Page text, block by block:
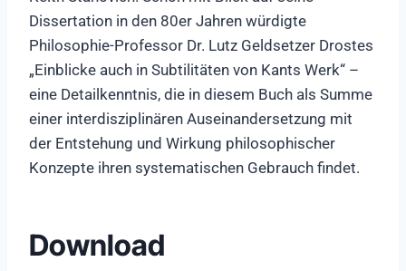
Dissertation in den 80er Jahren würdigte
Philosophie-Professor Dr. Lutz Geldsetzer Drostes
„Einblicke auch in Subtilitäten von Kants Werk“ –
eine Detailkenntnis, die in diesem Buch als Summe
einer interdisziplinären Auseinandersetzung mit
der Entstehung und Wirkung philosophischer
Konzepte ihren systematischen Gebrauch findet.
Download